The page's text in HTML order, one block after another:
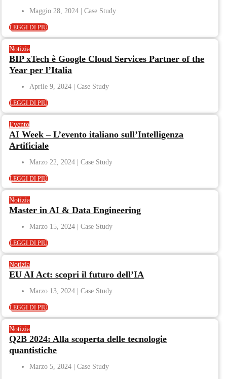
Maggio 28, 2024
LEGGI DI PIÙ
Notizia
BIP xTech è Google Cloud Services Partner of the
Year per l’Italia
Aprile 9, 2024
LEGGI DI PIÙ
Evento
AI Week – L’evento italiano sull’Intelligenza
Artificiale
Marzo 22, 2024
LEGGI DI PIÙ
Notizia
Master in AI & Data Engineering
Marzo 15, 2024
LEGGI DI PIÙ
Notizia
EU AI Act: scopri il futuro dell’IA
Marzo 13, 2024
LEGGI DI PIÙ
Notizia
Q2B 2024: Alla scoperta delle tecnologie
quantistiche
Marzo 5, 2024